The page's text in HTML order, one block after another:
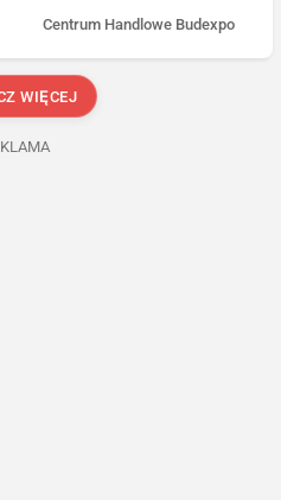
Centrum Handlowe Budexpo
WIĘCEJ